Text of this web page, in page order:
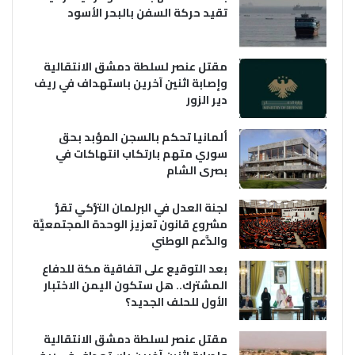
تقيد حركة السفن بالبحر الأسود
مقتل عنصر لسلطة دمشق الانتقالية
وإصابة اثنين آخرين باستهداف في ريف
دير الزور
ألمانيا تحكم بالسجن المؤبد بحق
سوري متهم بارتكاب انتهاكات في
بصرى الشام
لجنة العدل في البرلمان التُّركي تقرُّ
مشروع قانون تعزيز الوحدة المجتمعيَّة
والدَّعم الوطني
بعد التوقيع على اتفاقية مكة للدفاع
المشترك.. هل ستكون اليمن الاختبار
الأول للحلف الجديد؟
مقتل عنصر لسلطة دمشق الانتقالية